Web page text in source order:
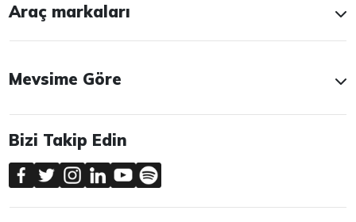
Araç markaları
Mevsime Göre
Bizi Takip Edin